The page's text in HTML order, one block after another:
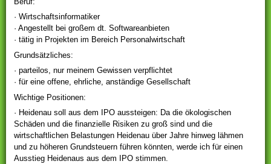
· Wirtschaftsinformatiker
· Angestellt bei großem dt. Softwareanbieten
· tätig in Projekten im Bereich Personalwirtschaft
Grundsätzliches:
· parteilos, nur meinem Gewissen verpflichtet
· für eine offene, ehrliche, anständige Gesellschaft
Wichtige Positionen:
· Heidenau soll aus dem IPO aussteigen: Da die ökologischen
Schäden und die finanzielle Risiken zu groß sind und die
wirtschaftlichen Belastungen Heidenau über Jahre hinweg lähmen
und zu höheren Grundsteuern führen könnten, werde ich für einen
Ausstieg Heidenaus aus dem IPO stimmen.